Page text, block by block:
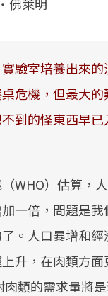
驗室培養出來
危機，但最大
到的怪東西早
WHO）估算，
一倍，問題是
。人口暴增和
升，在肉類方
類的需求量將